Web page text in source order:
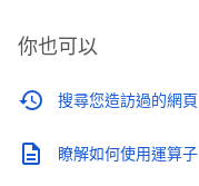
你也可以
搜尋您造訪過的網頁
瞭解如何使用運算子